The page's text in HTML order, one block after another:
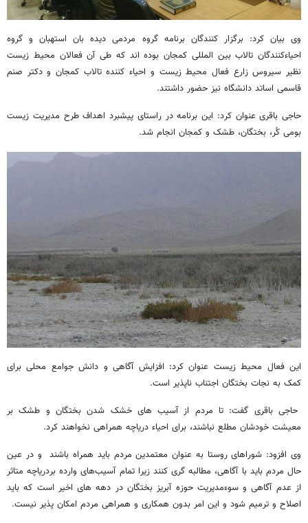
وی بیان کرد: برگزار کنندگان برنامه گروه مردمی دیده بان استهبان و گروه
احیاءکنندگان تالاب بین المللی کمجان بوده اند که طی آن فعالان محیط زیست
نظیر سیروس زارع فعال محیط زیست و احیاء کننده تالاب کمجان و دکتر صنم
قاسمی اساتد دانشگاه نیز حضور داشتند.
حاجی باقری عنوان کرد: این برنامه در راستای پیشبرد اهداف طرح مدیریت زیست
بومی کُر، بختگان، طشک و کمجان انجام شد.
این فعال محیط زیست عنوان کرد: افزایش آگاهی و دانش جوامع محلی برای
کمک به نجات بختگان اجتناب ناپذیر است.
حاجی باقری گفت: تا مردم از آسیب های خشک شدن بختگان و طشک بر
معیشت خودشان مطلع نباشند، برای احیاء دریاچه همراهی نخواهند کرد.
وی افزود: شوراهای روستا به عنوان معتمدین مردم باید همراه باشند و در عین
حال مردم باید با آگاهی، مطالبه گری کنند زیرا تمام آسیب‌های وارده بردریاچه متاثر
از عدم آگاهی و سوءمدیریت حوزه آبریز بختگان در دهه های اخیر است که باید
اصلاح و ترمیم شود و این امر بدون همکاری و همراهی مردم امکان پذیر نیست.